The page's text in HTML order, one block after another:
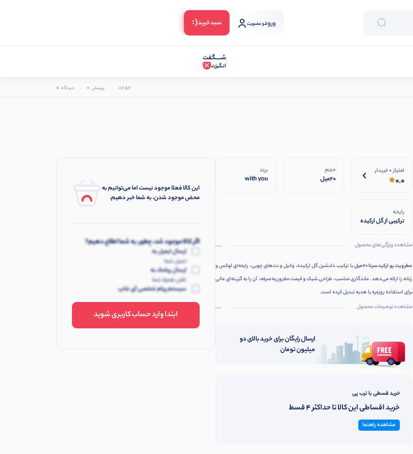
ورودو عضویت سبد‌خرید(:
شـــــگفت
انگیزت
8652 پرسش 0 دیدگاه 0
امتیاز 0 خریدار
0.0
حجم
20میل
برند
with you
رایحه
ترکیبی از گل ارکیده
ملایم
مشاهده ویژگی‌های محصول
عطر ویت یو ارکید سرنا ۲۰ میل
با ترکیب دلنشین گل ارکیده، وانیل و نت‌های چوبی، رایحه‌ای لوکس و
زنانه را ارائه می‌دهد. ماندگاری مناسب، طراحی شیک و قیمت مقرون‌به‌صرفه، آن را به گزینه‌ای عالی
برای استفاده روزمره یا هدیه تبدیل کرده است.
مشاهده توضیحات محصول
ارسال رایگان برای خرید بالای دو
میلیون تومان
خرید قسطی با ترب پی
خرید اقساطی این کالا تا حداکثر 4 قسط
مشاهده راهنما
این کالا فعلا موجود نیست اما می‌توانیم به
محض موجود شدن، به شما خبر دهیم.
اگر کالا موجود شد، چطور به شما اطلاع دهیم؟
ارسال ایمیل به
ایمیل شما
ارسال پیامک به
تلفن همراه شما
سیستم پیام شخصی آی شاپ
ابتدا وارد حساب کاربری شوید